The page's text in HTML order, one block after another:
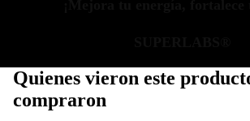
Quienes vieron este
compraron